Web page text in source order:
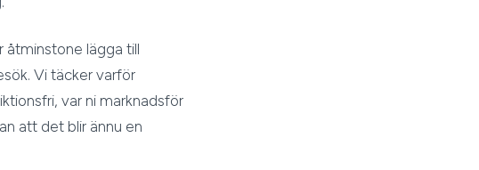
åtminstone lägga till
Vi täcker varför
var ni marknadsför
att det blir ännu en